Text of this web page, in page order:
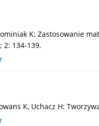
K: Zastosowanie
2: 134-139.
K, Uchacz H: